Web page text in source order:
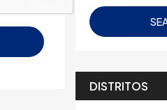
DISTRITOS